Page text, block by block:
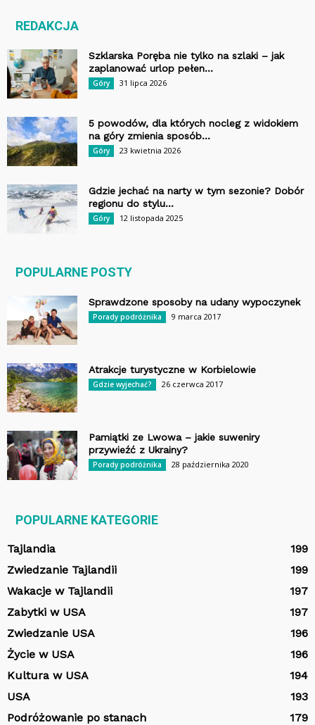
REDAKCJA
Szklarska Poręba nie tylko na szlaki – jak
zaplanować urlop pełen...
Góry 31 lipca 2026
5 powodów, dla których nocleg z widokiem
na góry zmienia sposób...
Góry 23 kwietnia 2026
Gdzie jechać na narty w tym sezonie? Dobór
regionu do stylu...
Góry 12 listopada 2025
POPULARNE POSTY
Sprawdzone sposoby na udany wypoczynek
Porady podróżnika 9 marca 2017
Atrakcje turystyczne w Korbielowie
Gdzie wyjechać? 26 czerwca 2017
Pamiątki ze Lwowa – jakie suweniry
przywieźć z Ukrainy?
Porady podróżnika 28 października 2020
POPULARNE KATEGORIE
Tajlandia
199
Zwiedzanie Tajlandii
199
Wakacje w Tajlandii
197
Zabytki w USA
197
Zwiedzanie USA
196
Życie w USA
196
Kultura w USA
194
USA
193
Podróżowanie po stanach
179